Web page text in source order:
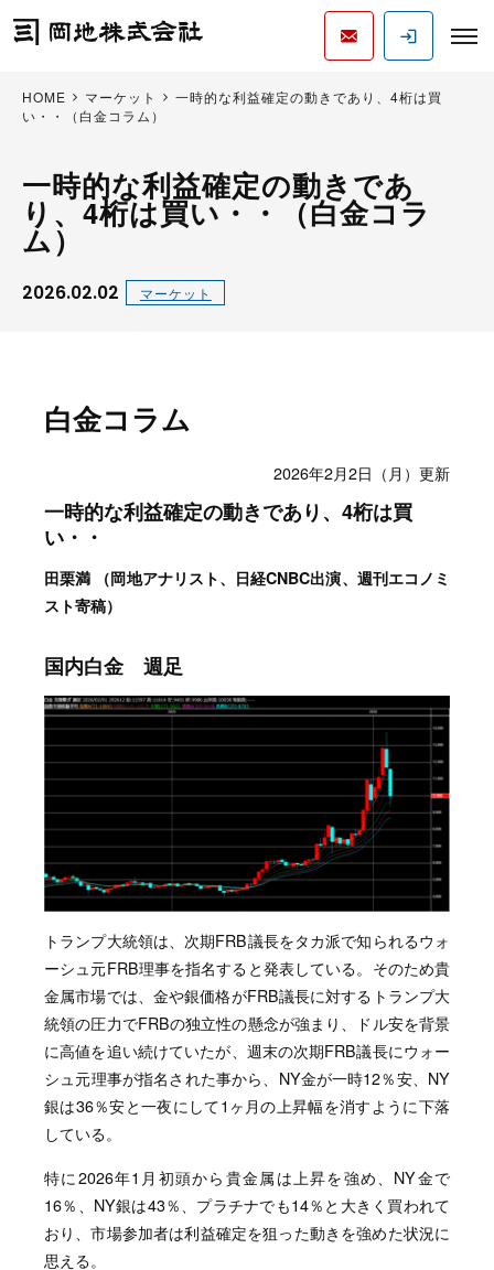
HOME マーケット
一時的な利益確定の動きであり、4桁は買
い・・（白金コラム）
一時的な利益確定の動きであ
り、4桁は買い・・（白金コラ
ム）
2026.02.02 マーケット
白金コラム
2026年2月2日（月）更新
一時的な利益確定の動きであり、4桁は買
い・・
田栗満 （岡地アナリスト、日経CNBC出演、週刊エコノミ
スト寄稿）
国内白金 週足
トランプ大統領は、次期FRB議長をタカ派で知られるウォ
ーシュ元FRB理事を指名すると発表している。そのため貴
金属市場では、金や銀価格がFRB議長に対するトランプ大
統領の圧力でFRBの独立性の懸念が強まり、ドル安を背景
に高値を追い続けていたが、週末の次期FRB議長にウォー
シュ元理事が指名された事から、NY金が一時12％安、NY
銀は36％安と一夜にして1ヶ月の上昇幅を消すように下落
している。
特に2026年1月初頭から貴金属は上昇を強め、NY金で
16％、NY銀は43％、プラチナでも14％と大きく買われて
おり、市場参加者は利益確定を狙った動きを強めた状況に
思える。